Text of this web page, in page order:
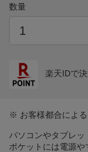
数量
楽天IDで
※ お客様都合による
パソコンやタブレッ
ポケットには電源や